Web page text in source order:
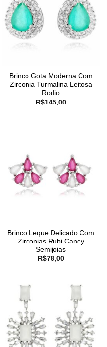
Brinco Gota Moderna Com
Zirconia Turmalina Leitosa
Rodio
R$145,00
Brinco Leque Delicado Com
Zirconias Rubi Candy
Semijoias
R$78,00